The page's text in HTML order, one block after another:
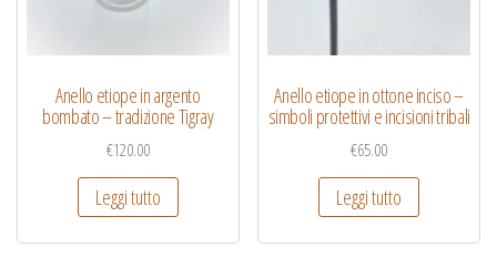
Anello etiope in argento
bombato – tradizione Tigray
€120.00
Leggi tutto
Anello etiope in ottone inciso –
simboli protettivi e incisioni tribali
€65.00
Leggi tutto